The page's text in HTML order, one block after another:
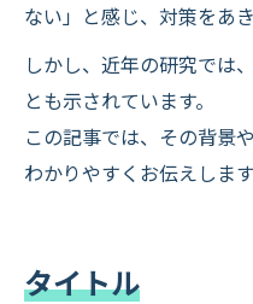
ない」と感じ、対策をあ
しかし、近年の研究では
とも示されています。
この記事では、その背景
わかりやすくお伝えします
タイトル